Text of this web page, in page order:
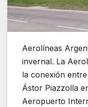
Aerolíneas
invernal. La
la conexión
Ástor Piazzolla
Aeropuerto